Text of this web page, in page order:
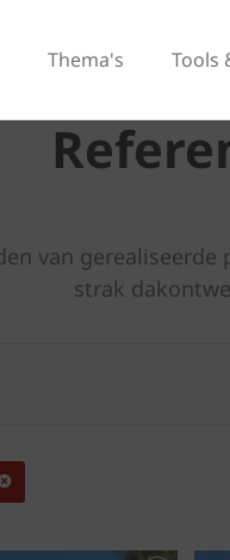
Thema's Tools
van gerealiseerde
strak